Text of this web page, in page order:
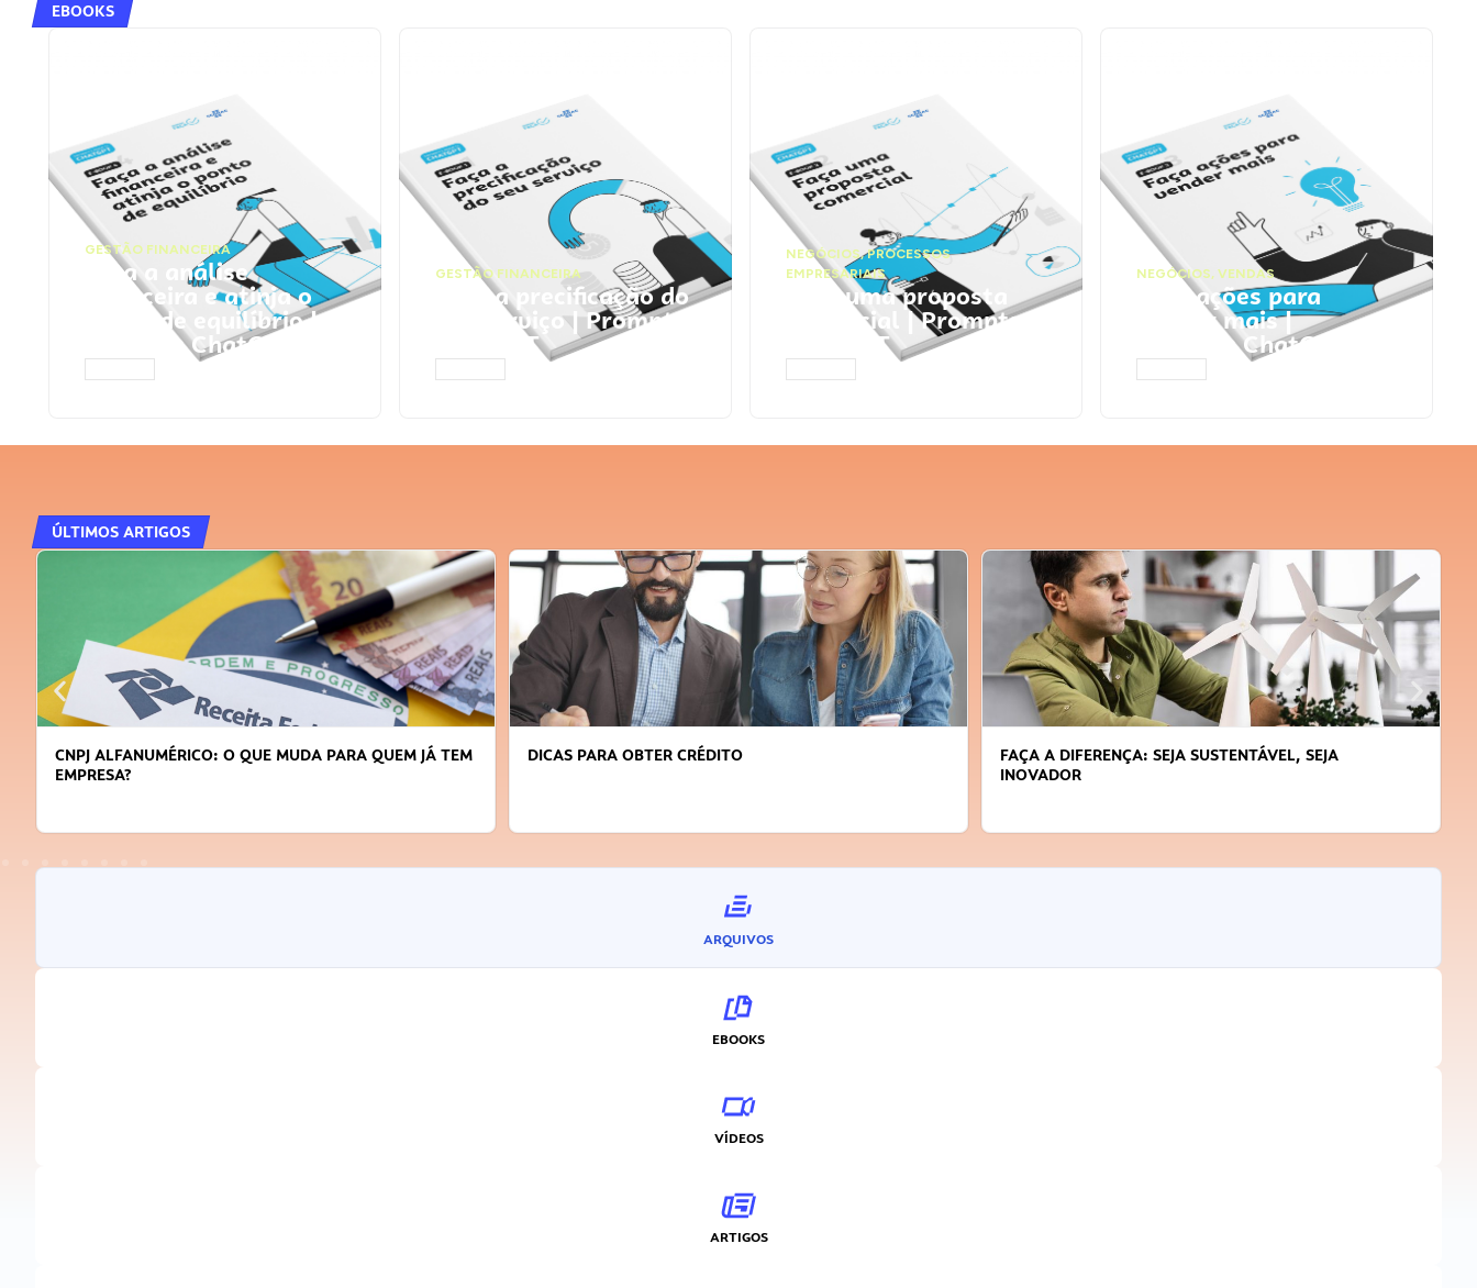
EBOOKS
GESTÃO FINANCEIRA
Faça a análise
financeira e atinja o
ponto de equilíbrio |
Prompts ChatGPT
GESTÃO FINANCEIRA
Faça a precificação do
seu serviço | Prompts
ChatGPT
NEGÓCIOS,PROCESSOS
EMPRESARIAIS
Faça uma proposta
comercial | Prompts
ChatGPT
NEGÓCIOS, VENDAS
Faça ações para
vender mais |
Prompts ChatGPT
ÚLTIMOS ARTIGOS
DICAS PARA OBTER CRÉDITO
FAÇA A DIFERENÇA: SEJA SUSTENTÁVEL, SEJA
APRENDA A GERENCIAR O SEU TEMPO
ARQUIVOS
EBOOKS
VÍDEOS
ARTIGOS